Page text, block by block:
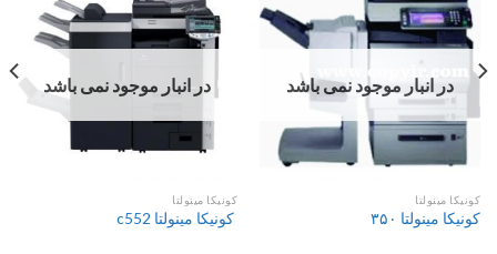
در انبار موجود نمی باشد
کونیکا مینولتا
کونیکا مینولتا ۳۵۰
در انبار موجود نمی باشد
کونیکا مینولتا
کونیکا مینولتا c552